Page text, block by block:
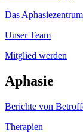
Das Aphasiezentrum
Unser Team
Mitglied werden
Aphasie
Berichte von
Therapien